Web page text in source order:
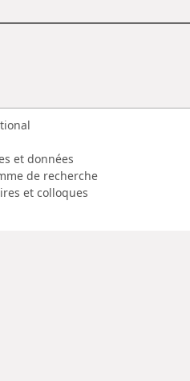
et données
de recherche
et colloques